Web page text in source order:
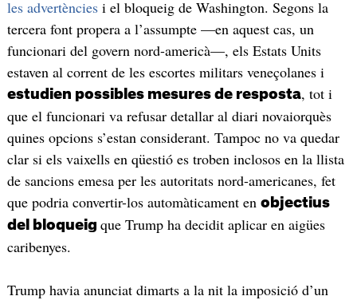
les advertènciesi el bloqueig de Washington. Segons la
tercera font propera a l’assumpte —en aquest cas, un
funcionari del govern nord-americà—, els Estats Units
estaven al corrent de les escortes militars veneçolanes i
estudien possibles mesures de resposta, tot i
que el funcionari va refusar detallar al diari novaiorquès
quines opcions s’estan considerant. Tampoc no va quedar
clar si els vaixells en qüestió es troben inclosos en la llista
de sancions emesa per les autoritats nord-americanes, fet
que podria convertir-los automàticament en objectius
del bloqueig que Trump ha decidit aplicar en aigües
caribenyes.
Trump havia anunciat dimarts a la nit la imposició d’un